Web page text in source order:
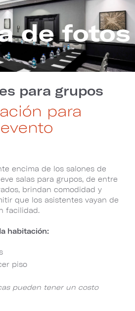
de fotos
para grupos
para
encima de los salones de
salas para grupos, de entre
brindan comodidad y
que los asistentes vayan de
facilidad.
habitación:
piso
pueden tener un costo